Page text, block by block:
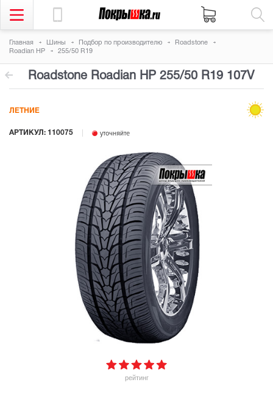
Главная Шины Подбор по производителю
Roadstone
Roadian HP
255/50 R19
Roadstone Roadian HP 255/50 R19 107V
рейтинг
АРТИКУЛ: 110075 уточняйте
ЛЕТНИЕ